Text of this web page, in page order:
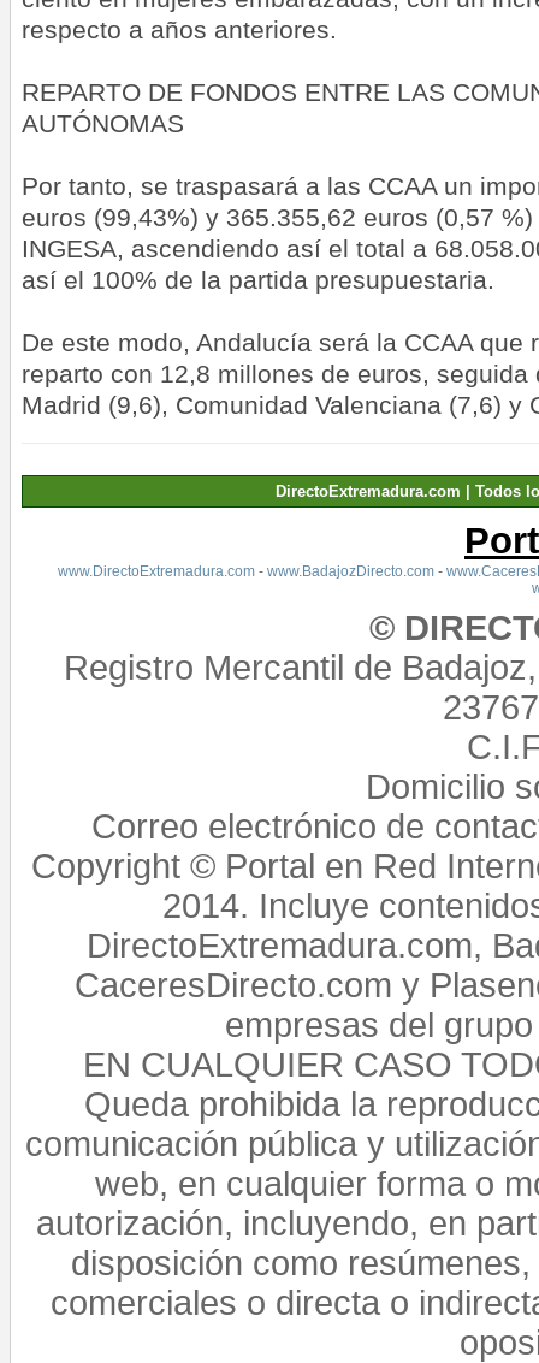
respecto a años anteriores.
REPARTO DE FONDOS ENTRE LAS
AUTÓNOMAS
Por tanto, se traspasará a las CCAA un
euros (99,43%) y 365.355,62 euros (0,57
INGESA, ascendiendo así el total a
así el 100% de la partida presupuestaria.
De este modo, Andalucía será la CCAA que
reparto con 12,8 millones de euros, seguida
Madrid (9,6), Comunidad Valenciana (7,6) y
DirectoExtremadura.com | Todos
www.DirectoExtremadura.com- www.BadajozDirecto.com-
©
Registro Mercantil de
Domicilio
Correo electrónico de
Copyright © Portal en Red
2014. Incluye
DirectoExtremadura.com,
CaceresDirecto.com y
empresas del
EN CUALQUIER CASO
Queda prohibida la
comunicación pública y
web, en cualquier forma o
autorización, incluyendo, en
disposición como
comerciales o directa o